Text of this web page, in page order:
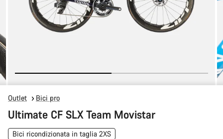
Outlet Bici pro
Ultimate CF SLX Team Movistar
Bici ricondizionata in taglia 2XS